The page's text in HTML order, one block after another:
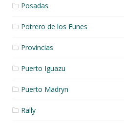
Posadas
Potrero de los Funes
Provincias
Puerto Iguazu
Puerto Madryn
Rally